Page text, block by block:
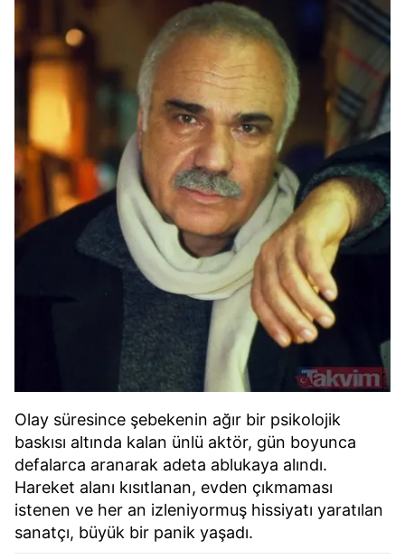
Olay süresince şebekenin ağır bir psikolojik
baskısı altında kalan ünlü aktör, gün boyunca
defalarca aranarak adeta ablukaya alındı.
Hareket alanı kısıtlanan, evden çıkmaması
istenen ve her an izleniyormuş hissiyatı yaratılan
sanatçı, büyük bir panik yaşadı.